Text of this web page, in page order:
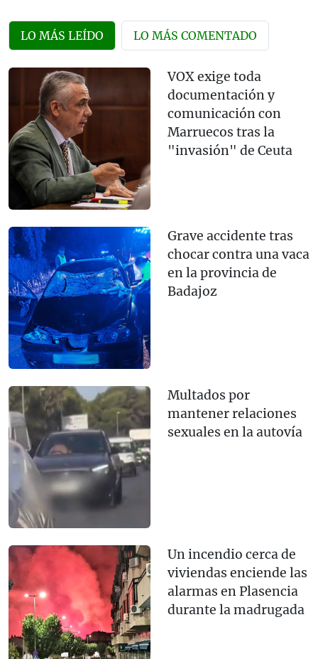
LO MÁS LEÍDO LO MÁS COMENTADO
VOX exige toda
documentación y
comunicación con
Marruecos tras la
"invasión" de Ceuta
Grave accidente tras
chocar contra una vaca
en la provincia de
Badajoz
Multados por
mantener relaciones
sexuales en la autovía
Un incendio cerca de
viviendas enciende las
alarmas en Plasencia
durante la madrugada